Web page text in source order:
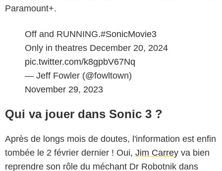
Paramount+.
Off and RUNNING.#SonicMovie3
Only in theatres December 20, 2024
pic.twitter.com/k8gpbV67Nq
— Jeff Fowler (@fowltown)
November 29, 2023
Qui va jouer dans Sonic 3 ?
Après de longs mois de doutes, l'information est enfin
tombée le 2 février dernier ! Oui, Jim Carrey va bien
reprendre son rôle du méchant Dr Robotnik dans